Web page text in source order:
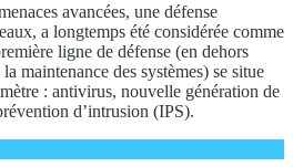
avancées, une défense
a longtemps été considérée comme
ligne de défense (en dehors
maintenance des systèmes) se situe
: antivirus, nouvelle génération de
d’intrusion (IPS).